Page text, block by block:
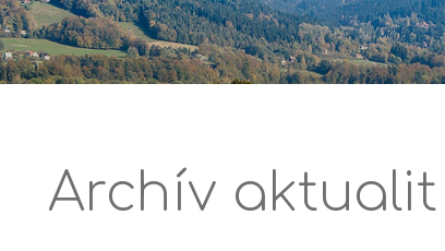
Archív aktualit